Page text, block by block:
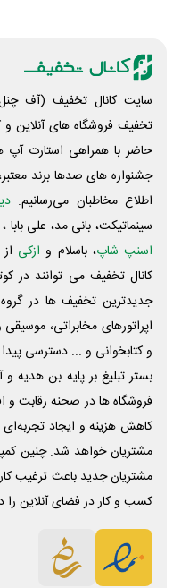
سایت کانال تخفیف (آف
تخفیف فروشگاه های آنلاین
حاضر با همراهی استارت آپ
جشنواره های صدها برند
اطلاع مخاطبان می‌رسانیم.
سینماتیکت، بانی مد، علی‌ بابا ،
اسنپ شاپ، باسلام و ازکی
کانال تخفیف می توانند در
جدیدترین تخفیف ها در گروه
اپراتورهای مخابراتی،
و کتابخوانی و ... دسترسی پیدا
بستر تبلیغ بر پایه بن هدیه
فروشگاه ها در صحنه رقابت و
کاهش هزینه و ایجاد
مشتریان خواهد شد. چنین
مشتریان جدید باعث ترغیب
کسب و کار در فضای آنلاین